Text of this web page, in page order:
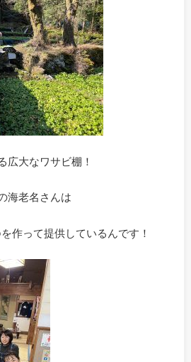
広大なワサビ棚！
海老名さんは
作って提供しているんです！